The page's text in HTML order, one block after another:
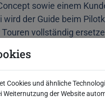
sowie einem
der Guide beim
vollständig
denn klassische
laufenden Betrieb.
digitaler
Cookies und ähnliche
Weiternutzung der Website